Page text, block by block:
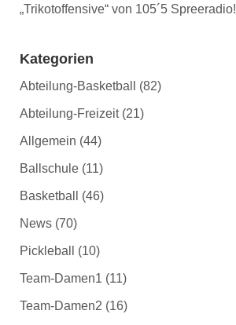
„Trikotoffensive“ von 105´5 Spreeradio!
Kategorien
Abteilung-Basketball (82)
Abteilung-Freizeit(21)
Allgemein (44)
Ballschule(11)
Basketball (46)
News(70)
Pickleball (10)
Team-Damen1 (11)
Team-Damen2 (16)